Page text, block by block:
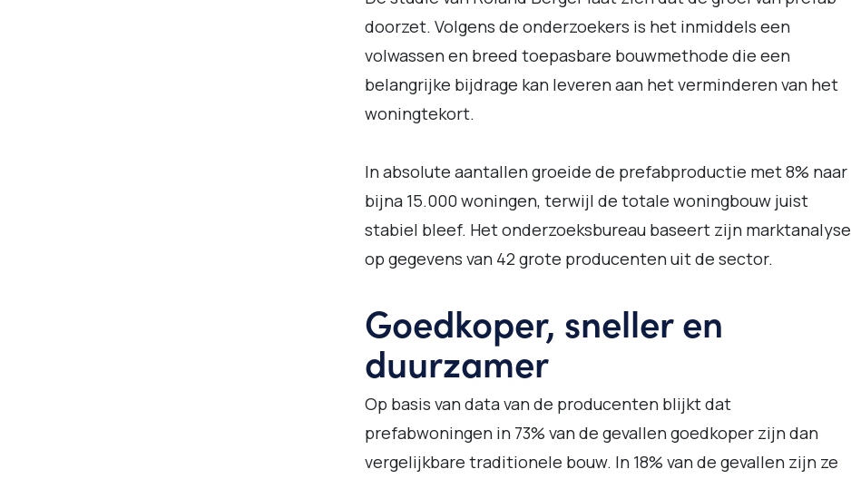
doorzet. Volgens de onderzoekers is het inmiddels een
volwassen en breed toepasbare bouwmethode die een
belangrijke bijdrage kan leveren aan het verminderen van het
woningtekort.
In absolute aantallen groeide de prefabproductie met 8% naar
bijna 15.000 woningen, terwijl de totale woningbouw juist
stabiel bleef. Het onderzoeksbureau baseert zijn marktanalyse
op gegevens van 42 grote producenten uit de sector.
Goedkoper, sneller en
duurzamer
Op basis van data van de producenten blijkt dat
prefabwoningen in 73% van de gevallen goedkoper zijn dan
vergelijkbare traditionele bouw. In 18% van de gevallen zijn ze